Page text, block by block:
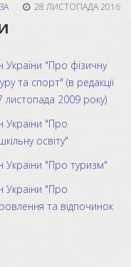
28 ЛИСТОПАДА 2016
України "Про фізичну
та спорт" (в редакції
листопада 2009 року)
України "Про
освіту"
України "Про туризм"
України "Про
та відпочинок